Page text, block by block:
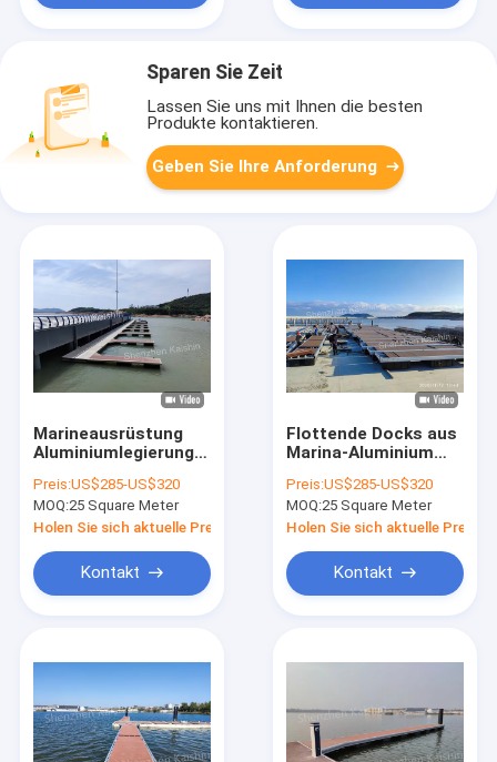
Sparen Sie Zeit
Lassen Sie uns mit Ihnen die besten
Produkte kontaktieren.
Geben Sie Ihre Anforderung
Marineausrüstung
Aluminiumlegierung
Fingerponton 15-20
Jahre Lebensdauer
Preis:US$285-US$320
MOQ:25 Square Meter
Holen Sie sich aktuelle Preis
Kontakt
Flottende Docks aus
Marina-Aluminium
Klett für
Flottungspontone
Preis:US$285-US$320
MOQ:25 Square Meter
Holen Sie sich aktuelle Preis
Kontakt